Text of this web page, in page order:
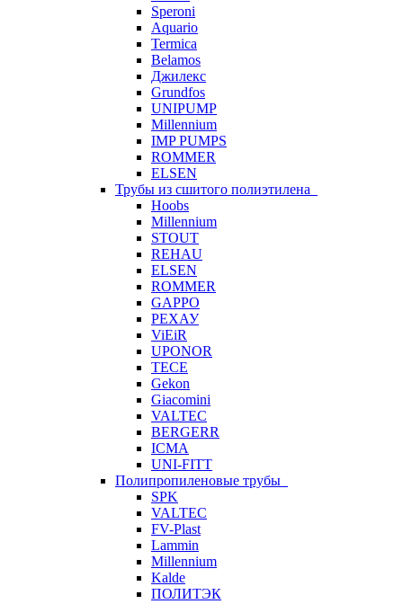
Speroni
Aquario
Termica
Belamos
Джилекс
Grundfos
UNIPUMP
Millennium
IMP PUMPS
ROMMER
ELSEN
Трубы из сшитого полиэтилена
Hoobs
Millennium
STOUT
REHAU
ELSEN
ROMMER
GAPPO
РЕХАУ
ViEiR
UPONOR
TECE
Gekon
Giacomini
VALTEC
BERGERR
ICMA
UNI-FITT
Полипропиленовые трубы
SPK
VALTEC
FV-Plast
Lammin
Millennium
Kalde
ПОЛИТЭК